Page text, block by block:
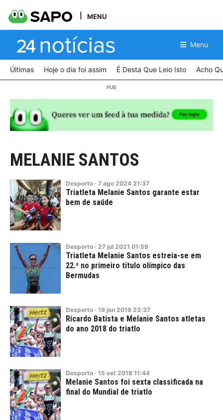
MENU
Menu
Últimas Hoje o dia foi assim É Desta Que Leio Isto Acho
MELANIE SANTOS
Desporto · 7 ago 2024 21:37
Triatleta Melanie Santos garante estar
bem de saúde
Desporto · 27 jul 2021 01:59
Triatleta Melanie Santos estreia-se em
22.ª no primeiro título olímpico das
Bermudas
Desporto · 19 jan 2019 23:37
Ricardo Batista e Melanie Santos atletas
do ano 2018 do triatlo
Desporto · 15 set 2018 11:44
Melanie Santos foi sexta classificada na
final do Mundial de triatlo